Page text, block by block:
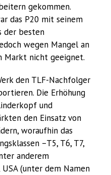
gekommen.
das P20 mit seinem
der besten
wegen Mangel an
Markt nicht geeignet.
den TLF-Nachfolger
Die Erhöhung
und
den Einsatz von
woraufhin das
–T5, T6, T7,
anderem
(unter dem Namen